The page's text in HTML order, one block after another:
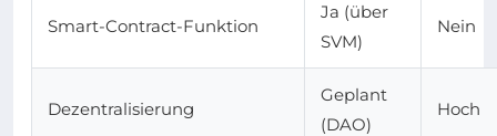
Smart-Contract-Funktion
Ja (über
SVM)
Nein
Dezentralisierung
Geplant
(DAO)
Hoch